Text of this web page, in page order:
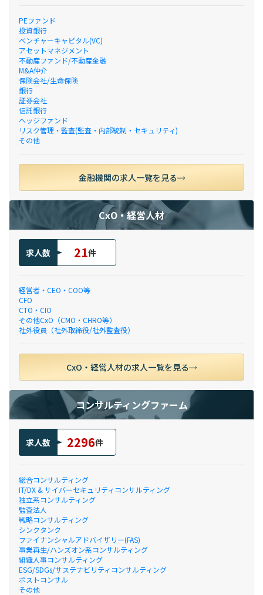
PEファンド
投資銀行
ベンチャーキャピタル(VC)
アセットマネジメント
不動産ファンド/不動産金融
M&A仲介
保険会社/生命保険
銀行
証券会社
信託銀行
ヘッジファンド
リスク管理・監査(監査・内部統制・セキュリティ)
その他
金融機関の求人一覧を見る
CxO・経営人材
求人数 21件
経営者・CEO・COO等
CFO
CTO・CIO
その他CxO（CMO・CHRO等）
社外役員（社外取締役/社外監査役）
CxO・経営人材の求人一覧を見る
コンサルティングファーム
求人数 2296件
総合コンサルティング
IT/DX & サイバーセキュリティコンサルティング
独立系コンサルティング
監査法人
戦略コンサルティング
シンクタンク
ファイナンシャルアドバイザリー(FAS)
事業再生/ハンズオン系コンサルティング
組織人事コンサルティング
ESG/SDGs/サステナビリティコンサルティング
ポストコンサル
その他